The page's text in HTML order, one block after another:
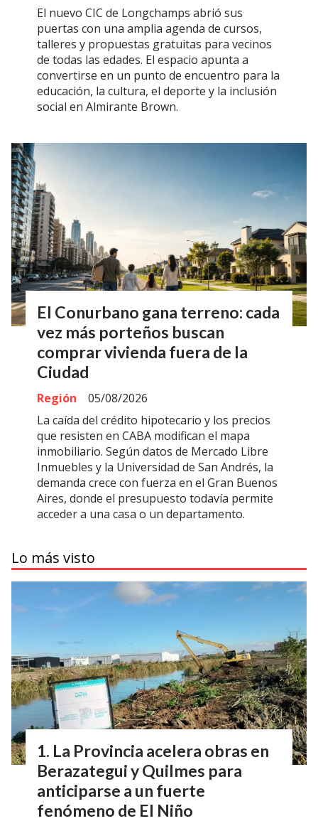
El nuevo CIC de Longchamps abrió sus
puertas con una amplia agenda de cursos,
talleres y propuestas gratuitas para vecinos
de todas las edades. El espacio apunta a
convertirse en un punto de encuentro para la
educación, la cultura, el deporte y la inclusión
social en Almirante Brown.
El Conurbano gana terreno: cada
vez más porteños buscan
comprar vivienda fuera de la
Ciudad
Región
05/08/2026
La caída del crédito hipotecario y los precios
que resisten en CABA modifican el mapa
inmobiliario. Según datos de Mercado Libre
Inmuebles y la Universidad de San Andrés, la
demanda crece con fuerza en el Gran Buenos
Aires, donde el presupuesto todavía permite
acceder a una casa o un departamento.
Lo más visto
La Provincia acelera obras en
Berazategui y Quilmes para
anticiparse a un fuerte
fenómeno de El Niño